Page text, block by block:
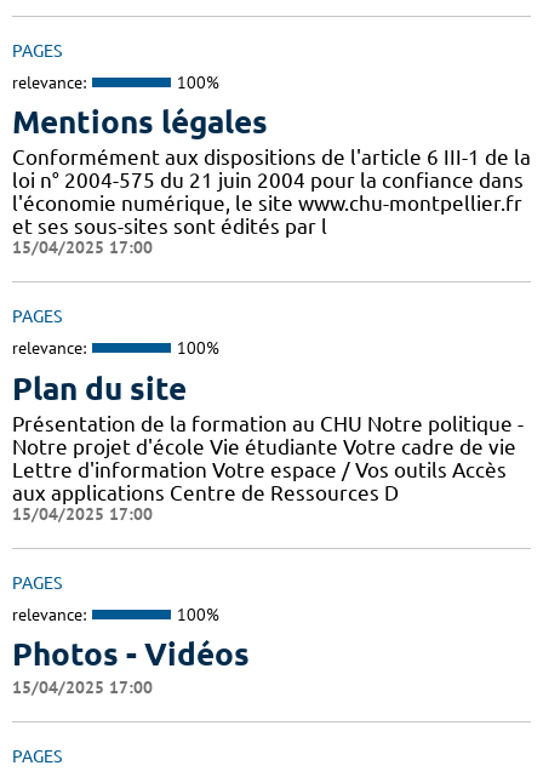
PAGES
relevance: 100%
Mentions légales
Conformément aux dispositions de l'article 6 III-1 de la
loi n° 2004-575 du 21 juin 2004 pour la confiance dans
l'économie numérique, le site www.chu-montpellier.fr
et ses sous-sites sont édités par l
15/04/2025 17:00
PAGES
relevance: 100%
Plan du site
Présentation de la formation au CHU Notre politique -
Notre projet d'école Vie étudiante Votre cadre de vie
Lettre d'information Votre espace / Vos outils Accès
aux applications Centre de Ressources D
15/04/2025 17:00
PAGES
relevance: 100%
Photos - Vidéos
15/04/2025 17:00
PAGES